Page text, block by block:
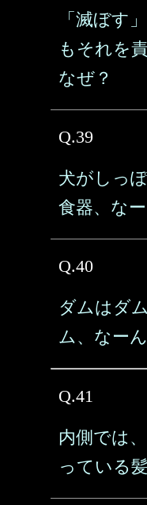
「滅ぼす
もそれを
なぜ？
Q.39
犬がしっ
食器、な
Q.40
ダムはダ
ム、なー
Q.41
内側では
っている